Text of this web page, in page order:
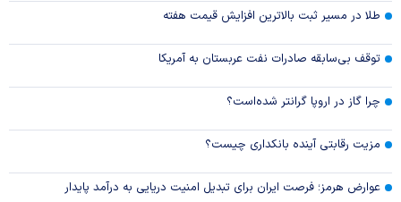
طلا در مسیر ثبت بالاترین افزایش قیمت هفته
توقف بی‌سابقه صادرات نفت عربستان به آمریکا
چرا گاز در اروپا گرانتر شده‌است؟
مزیت رقابتی آینده بانکداری چیست؟
عوارض هرمز؛ فرصت ایران برای تبدیل امنیت دریایی به درآمد پایدار